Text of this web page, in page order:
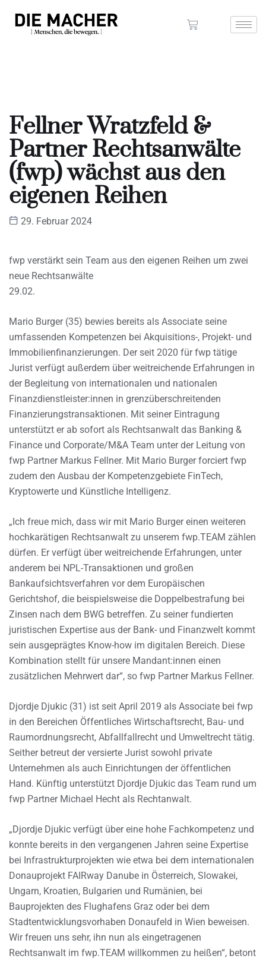
Fellner Wratzfeld &
Partner Rechtsanwälte
(fwp) wächst aus den
eigenen Reihen
29. Februar 2024
fwp verstärkt sein Team aus den eigenen Reihen um zwei
neue Rechtsanwälte
29.02.
Mario Burger (35) bewies bereits als Associate seine
umfassenden Kompetenzen bei Akquisitions-, Projekt- und
Immobilienfinanzierungen. Der seit 2020 für fwp tätige
Jurist verfügt außerdem über weitreichende Erfahrungen in
der Begleitung von internationalen und nationalen
Finanzdienstleister:innen in grenzüberschreitenden
Finanzierungstransaktionen. Mit seiner Eintragung
unterstützt er ab sofort als Rechtsanwalt das Banking &
Finance und Corporate/M&A Team unter der Leitung von
fwp Partner Markus Fellner. Mit Mario Burger forciert fwp
zudem den Ausbau der Kompetenzgebiete FinTech,
Kryptowerte und Künstliche Intelligenz.
„Ich freue mich, dass wir mit Mario Burger einen weiteren
hochkarätigen Rechtsanwalt zu unserem fwp.TEAM zählen
dürfen. Er verfügt über weitreichende Erfahrungen, unter
anderem bei NPL-Transaktionen und großen
Bankaufsichtsverfahren vor dem Europäischen
Gerichtshof, die beispielsweise die Doppelbestrafung bei
Zinsen nach dem BWG betreffen. Zu seiner fundierten
juristischen Expertise aus der Bank- und Finanzwelt kommt
sein ausgeprägtes Know-how im digitalen Bereich. Diese
Kombination stellt für unsere Mandant:innen einen
zusätzlichen Mehrwert dar“, so fwp Partner Markus Fellner.
Djordje Djukic (31) ist seit April 2019 als Associate bei fwp
in den Bereichen Öffentliches Wirtschaftsrecht, Bau- und
Raumordnungsrecht, Abfallfallrecht und Umweltrecht tätig.
Seither betreut der versierte Jurist sowohl private
Unternehmen als auch Einrichtungen der öffentlichen
Hand. Künftig unterstützt Djordje Djukic das Team rund um
fwp Partner Michael Hecht als Rechtanwalt.
„Djordje Djukic verfügt über eine hohe Fachkompetenz und
konnte bereits in den vergangenen Jahren seine Expertise
bei Infrastrukturprojekten wie etwa bei dem internationalen
Donauprojekt FAIRway Danube in Österreich, Slowakei,
Ungarn, Kroatien, Bulgarien und Rumänien, bei
Bauprojekten des Flughafens Graz oder bei dem
Stadtentwicklungsvorhaben Donaufeld in Wien beweisen.
Wir freuen uns sehr, ihn nun als eingetragenen
Rechtsanwalt im fwp.TEAM willkommen zu heißen“, betont